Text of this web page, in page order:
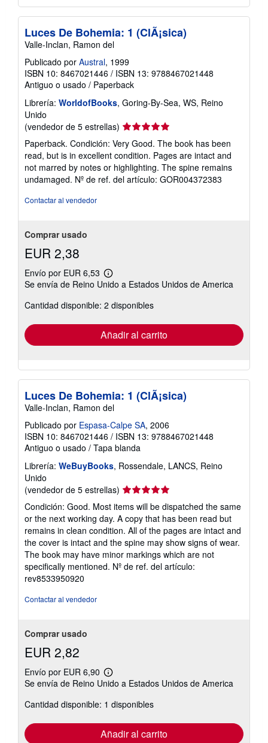
Luces De Bohemia: 1 (ClÃ¡sica)
Valle-Inclan, Ramon del
Publicado por Austral, 1999
ISBN 10: 8467021446 / ISBN 13: 9788467021448
Antiguo o usado / Paperback
Librería: WorldofBooks, Goring-By-Sea, WS, Reino
Unido
(vendedor de 5 estrellas) Calificación
del
vendedor:
5
de
5
Paperback. Condición: Very Good. The book has been
read, but is in excellent condition. Pages are intact and
not marred by notes or highlighting. The spine remains
undamaged. Nº de ref. del artículo: GOR004372383
Contactar al vendedor
Comprar usado
EUR 2,38
Envío por EUR 6,53
Más
información
las
tarifas
envío
Se envía de Reino Unido a Estados Unidos de America
Cantidad disponible: 2 disponibles
Añadir al carrito
Luces De Bohemia: 1 (ClÃ¡sica)
Valle-Inclan, Ramon del
Publicado por Espasa-Calpe SA, 2006
ISBN 10: 8467021446 / ISBN 13: 9788467021448
Antiguo o usado / Tapa blanda
Librería: WeBuyBooks, Rossendale, LANCS, Reino
Unido
(vendedor de 5 estrellas) Calificación
vendedor:
5
de
5
estrellas
Condición: Good. Most items will be dispatched the same
or the next working day. A copy that has been read but
remains in clean condition. All of the pages are intact and
the cover is intact and the spine may show signs of wear.
The book may have minor markings which are not
specifically mentioned. Nº de ref. del artículo:
rev8533950920
Contactar al vendedor
Comprar usado
EUR 2,82
Envío por EUR 6,90
Más
información
las
tarifas
envío
Se envía de Reino Unido a Estados Unidos de America
Cantidad disponible: 1 disponibles
Añadir al carrito